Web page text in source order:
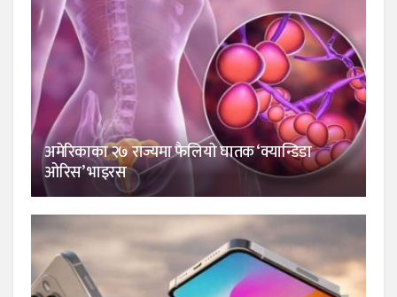
अमेरिकाका २७ राज्यमा फैलियाे घातक ‘क्यान्डिडा
ओरिस’ भाइरस